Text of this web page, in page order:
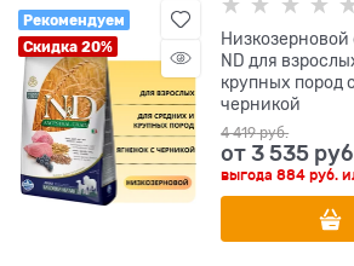
Рекомендуем
Скидка 20%
Низкозерновой
ND для
крупных пород
черникой
4 419 руб.
от3 535
выгода884 руб.